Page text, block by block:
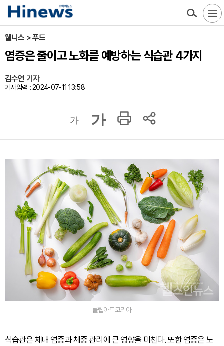
웰니스 > 푸드
염증은 줄이고 노화를 예방하는 식습관 4가지
김수연 기자
기사입력 : 2024-07-11 13:58
가 가
클립아트코리아
식습관은 체내 염증과 체중 관리에 큰 영향을 미친다. 또한 염증은 노